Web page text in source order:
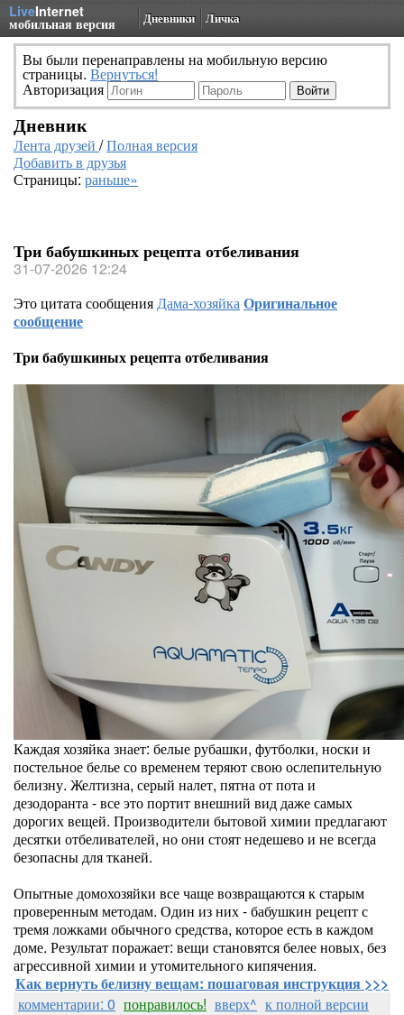
LiveInternet
мобильная версия Дневники Личка
Вы были перенаправлены на мобильную версию
страницы. Вернуться!
Авторизация
Дневник
Лента друзей /Полная версия
Добавить в друзья
Страницы: раньше»
Три бабушкиных рецепта отбеливания
31-07-2026 12:24
Это цитата сообщенияДама-хозяйкаОригинальное
сообщение
Три бабушкиных рецепта отбеливания
Каждая хозяйка знает: белые рубашки, футболки, носки и
постельное белье со временем теряют свою ослепительную
белизну. Желтизна, серый налет, пятна от пота и
дезодоранта - все это портит внешний вид даже самых
дорогих вещей. Производители бытовой химии предлагают
десятки отбеливателей, но они стоят недешево и не всегда
безопасны для тканей.
Опытные домохозяйки все чаще возвращаются к старым
проверенным методам. Один из них - бабушкин рецепт с
тремя ложками обычного средства, которое есть в каждом
доме. Результат поражает: вещи становятся белее новых, без
агрессивной химии и утомительного кипячения.
Как вернуть белизну вещам: пошаговая инструкция >>>
комментарии: 0 понравилось! вверх^ к полной версии